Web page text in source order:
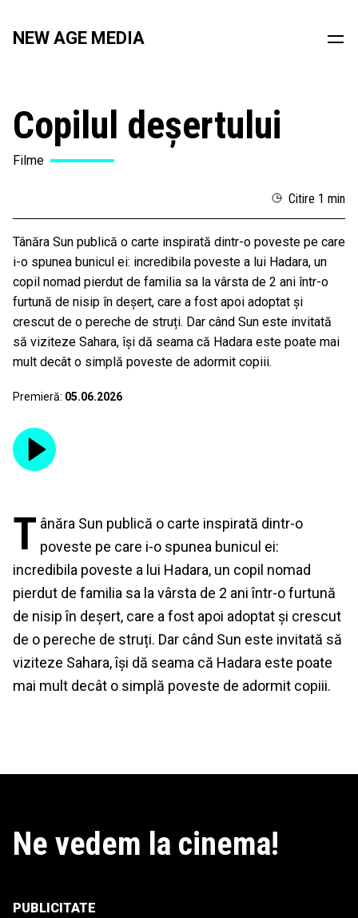
NEW AGE MEDIA
Copilul deșertului
Filme
Citire 1 min
Tânăra Sun publică o carte inspirată dintr-o poveste pe care
i-o spunea bunicul ei: incredibila poveste a lui Hadara, un
copil nomad pierdut de familia sa la vârsta de 2 ani într-o
furtună de nisip în deșert, care a fost apoi adoptat și
crescut de o pereche de struți. Dar când Sun este invitată
să viziteze Sahara, își dă seama că Hadara este poate mai
mult decât o simplă poveste de adormit copiii.
Premieră: 05.06.2026
T ânăra Sun publică o carte inspirată dintr-o
poveste pe care i-o spunea bunicul ei:
incredibila poveste a lui Hadara, un copil nomad
pierdut de familia sa la vârsta de 2 ani într-o furtună
de nisip în deșert, care a fost apoi adoptat și crescut
de o pereche de struți. Dar când Sun este invitată să
viziteze Sahara, își dă seama că Hadara este poate
mai mult decât o simplă poveste de adormit copiii.
Ne vedem la cinema!
PUBLICITATE